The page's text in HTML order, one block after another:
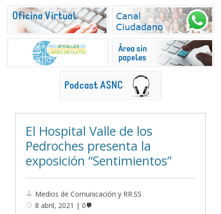
El Hospital Valle de los
Pedroches presenta la
exposición “Sentimientos”
Medios de Comunicación y RR.SS
8 abril, 2021
0